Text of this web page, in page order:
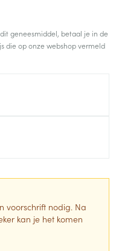
geneesmiddel, betaal je in de
die op onze webshop vermeld
voorschrift nodig. Na
kan je het komen